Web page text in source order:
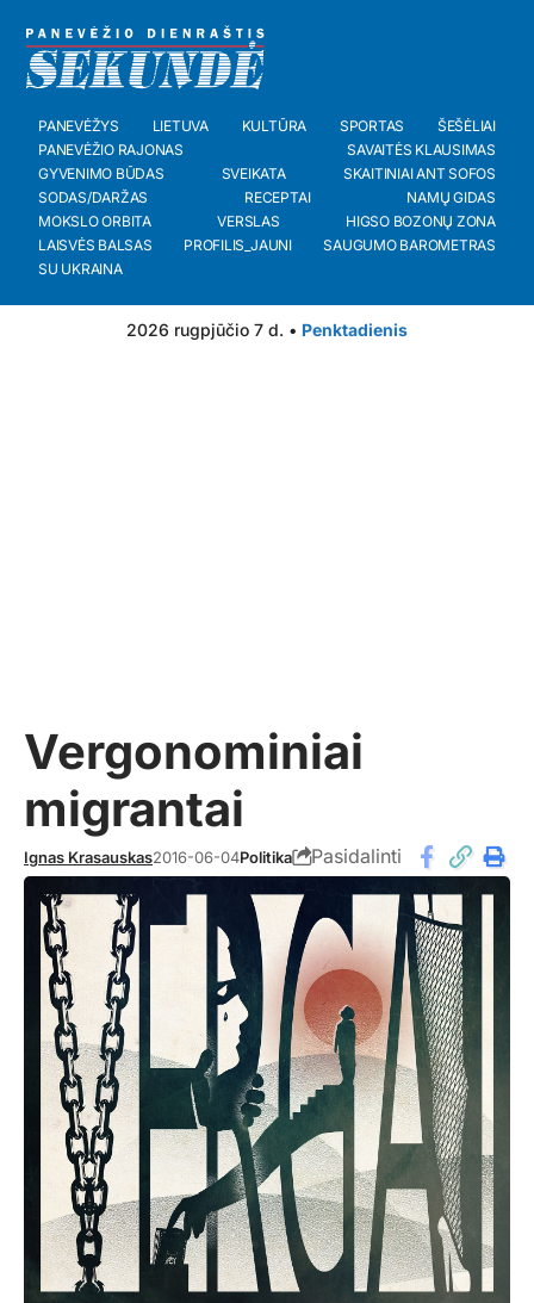
PANEVĖŽYS LIETUVA KULTŪRA SPORTAS
ŠEŠĖLIAI
PANEVĖŽIO RAJONAS
SAVAITĖS KLAUSIMAS
GYVENIMO BŪDAS
SVEIKATA
SKAITINIAI ANT SOFOS
SODAS/DARŽAS
RECEPTAI
NAMŲ GIDAS
MOKSLO ORBITA
VERSLAS
HIGSO BOZONŲ ZONA
LAISVĖS BALSAS
PROFILIS_JAUNI
SAUGUMO BAROMETRAS
SU UKRAINA
2026 rugpjūčio 7 d. • Penktadienis
Vergonominiai
migrantai
Ignas Krasauskas2016-06-04Politika Pasidalinti